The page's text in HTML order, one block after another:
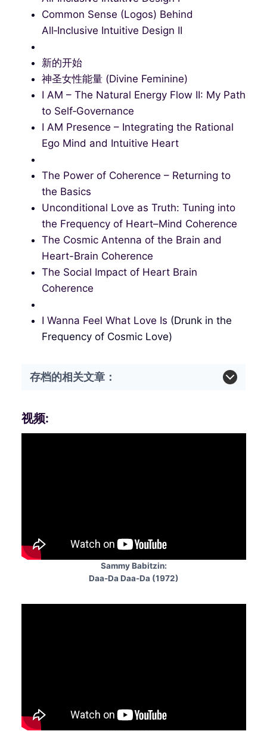
Common Sense (Logos) Behind
All‑Inclusive Intuitive Design II
新的开始
神圣女性能量 (Divine Feminine)
I AM – The Natural Energy Flow II: My Path
to Self‑Governance
I AM Presence – Integrating the Rational
Ego Mind and Intuitive Heart
The Power of Coherence – Returning to
the Basics
Unconditional Love as Truth: Tuning into
the Frequency of Heart–Mind Coherence
The Cosmic Antenna of the Brain and
Heart-Brain Coherence
The Social Impact of Heart Brain
Coherence
I Wanna Feel What Love Is (Drunk in the
Frequency of Cosmic Love)
存档的相关文章：
视频:
Sammy Babitzin:
Daa-Da Daa-Da (1972)